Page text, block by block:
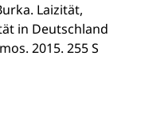
Laizität,
in Deutschland
2015. 255 S